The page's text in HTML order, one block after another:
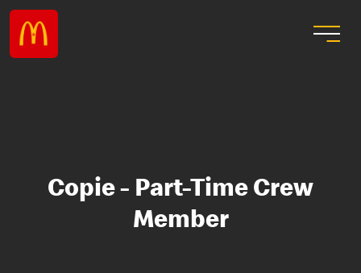
Copie - Part-Time Crew
Member